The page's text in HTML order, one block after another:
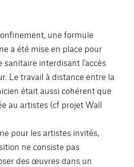
une formule
a été mise en place pour
interdisant l’accès
Le travail à distance entre la
était aussi cohérent que
au artistes (cf projet Wall
pour les artistes invités,
ne consiste pas
des œuvres dans un